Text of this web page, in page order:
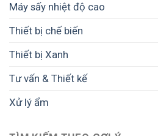
Máy sấy nhiệt độ cao
Thiết bị chế biến
Thiết bị Xanh
Tư vấn & Thiết kế
Xử lý ẩm